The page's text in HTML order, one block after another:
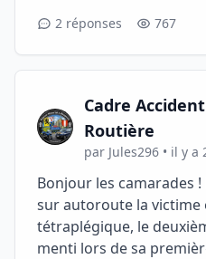
2 réponses 767
Cadre
Routière
par Jules296 • il y a
Bonjour les camarades !
sur autoroute la victime
tétraplégique, le
menti lors de sa